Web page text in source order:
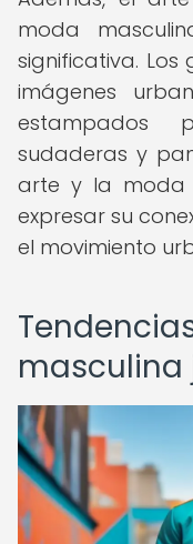
moda
significativa. Los
imágenes
estampados
sudaderas y
arte y la moda
expresar su
el movimiento
masculina